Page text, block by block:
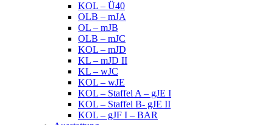
KOL – Ü40
OLB – mJA
OL – mJB
OLB – mJC
KOL – mJD
KL – mJD II
KL – wJC
KOL – wJE
KOL – Staffel A – gJE I
KOL – Staffel B- gJE II
KOL – gJF I – BAR